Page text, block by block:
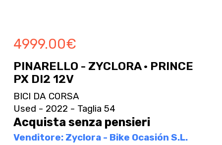
4999.00€
PINARELLO - ZYCLORA · PRINCE
PX DI2 12V
BICI DA CORSA
Used - 2022 - Taglia 54
Acquista senza pensieri
Venditore: Zyclora - Bike Ocasión S.L.